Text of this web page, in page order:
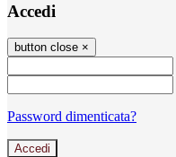
Accedi
button close ×
Password dimenticata?